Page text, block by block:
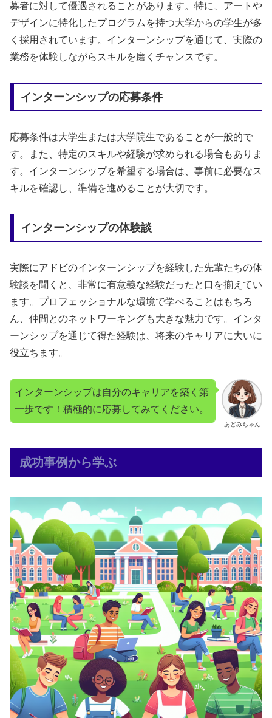
募者に対して優遇されることがあります。特に、アートや
デザインに特化したプログラムを持つ大学からの学生が多
く採用されています。インターンシップを通じて、実際の
業務を体験しながらスキルを磨くチャンスです。
インターンシップの応募条件
応募条件は大学生または大学院生であることが一般的で
す。また、特定のスキルや経験が求められる場合もありま
す。インターンシップを希望する場合は、事前に必要なス
キルを確認し、準備を進めることが大切です。
インターンシップの体験談
実際にアドビのインターンシップを経験した先輩たちの体
験談を聞くと、非常に有意義な経験だったと口を揃えてい
ます。プロフェッショナルな環境で学べることはもちろ
ん、仲間とのネットワーキングも大きな魅力です。インタ
ーンシップを通じて得た経験は、将来のキャリアに大いに
役立ちます。
あどみちゃん
インターンシップは自分のキャリアを築く第
一歩です！積極的に応募してみてください。
成功事例から学ぶ